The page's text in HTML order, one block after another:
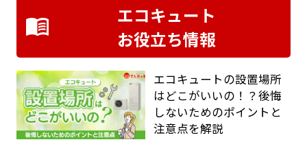
エコキュート
お役立ち情報
エコキュートの設置場所
はどこがいいの！？後悔
しないためのポイントと
注意点を解説